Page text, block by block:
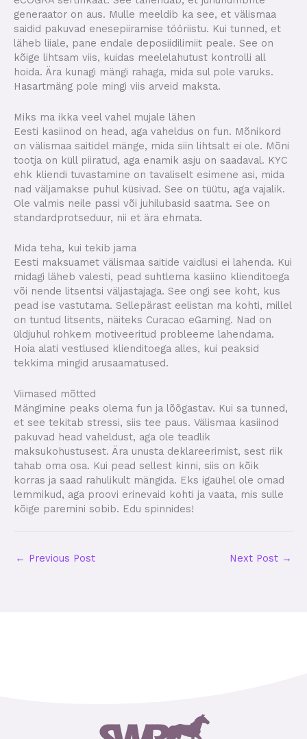
generaator on aus. Mulle meeldib ka see, et välismaa
saidid pakuvad enesepiiramise tööriistu. Kui tunned, et
läheb liiale, pane endale deposiidilimiit peale. See on
kõige lihtsam viis, kuidas meelelahutust kontrolli all
hoida. Ära kunagi mängi rahaga, mida sul pole varuks.
Hasartmäng pole mingi viis arveid maksta.
Miks ma ikka veel vahel mujale lähen
Eesti kasiinod on head, aga vaheldus on fun. Mõnikord
on välismaa saitidel mänge, mida siin lihtsalt ei ole. Mõni
tootja on küll piiratud, aga enamik asju on saadaval. KYC
ehk kliendi tuvastamine on tavaliselt esimene asi, mida
nad väljamakse puhul küsivad. See on tüütu, aga vajalik.
Ole valmis neile passi või juhilubasid saatma. See on
standardprotseduur, nii et ära ehmata.
Mida teha, kui tekib jama
Eesti maksuamet välismaa saitide vaidlusi ei lahenda. Kui
midagi läheb valesti, pead suhtlema kasiino klienditoega
või nende litsentsi väljastajaga. See ongi see koht, kus
pead ise vastutama. Sellepärast eelistan ma kohti, millel
on tuntud litsents, näiteks Curacao eGaming. Nad on
üldjuhul rohkem motiveeritud probleeme lahendama.
Hoia alati vestlused klienditoega alles, kui peaksid
tekkima mingid arusaamatused.
Viimased mõtted
Mängimine peaks olema fun ja lõõgastav. Kui sa tunned,
et see tekitab stressi, siis tee paus. Välismaa kasiinod
pakuvad head vaheldust, aga ole teadlik
maksukohustusest. Ära unusta deklareerimist, sest riik
tahab oma osa. Kui pead sellest kinni, siis on kõik
korras ja saad rahulikult mängida. Eks igaühel ole omad
lemmikud, aga proovi erinevaid kohti ja vaata, mis sulle
kõige paremini sobib. Edu spinnides!
← Previous Post Next Post →